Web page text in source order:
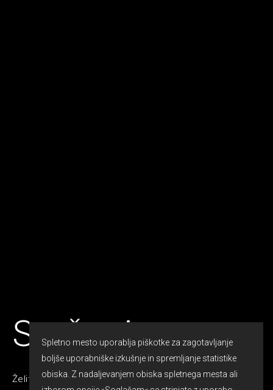
Spletno mesto uporablja piškotke za zagotavljanje
boljše uporabniške izkušnje in spremljanje statistike
obiska. Z nadaljevanjem obiska spletnega mesta ali
Srečanja
Želite svojega poslovnega partnerja ali kolega razveseliti,